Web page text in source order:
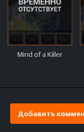
Mind of a Killer
Добавить